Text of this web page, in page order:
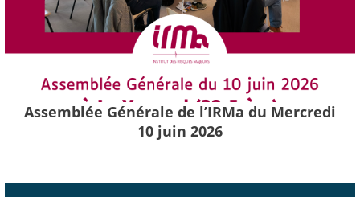
Assemblée Générale de l’IRMa du Mercredi
10 juin 2026